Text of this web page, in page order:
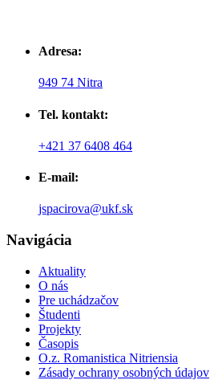
Adresa:
949 74 Nitra
Tel. kontakt:
+421 37 6408 464
E-mail:
jspacirova@ukf.sk
Navigácia
Aktuality
O nás
Pre uchádzačov
Študenti
Projekty
Časopis
O.z. Romanistica Nitriensia
Zásady ochrany osobných údajov